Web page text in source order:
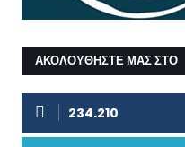
ΑΚΟΛΟΥΘΗΣΤΕ ΜΑΣ ΣΤΟ
234.210